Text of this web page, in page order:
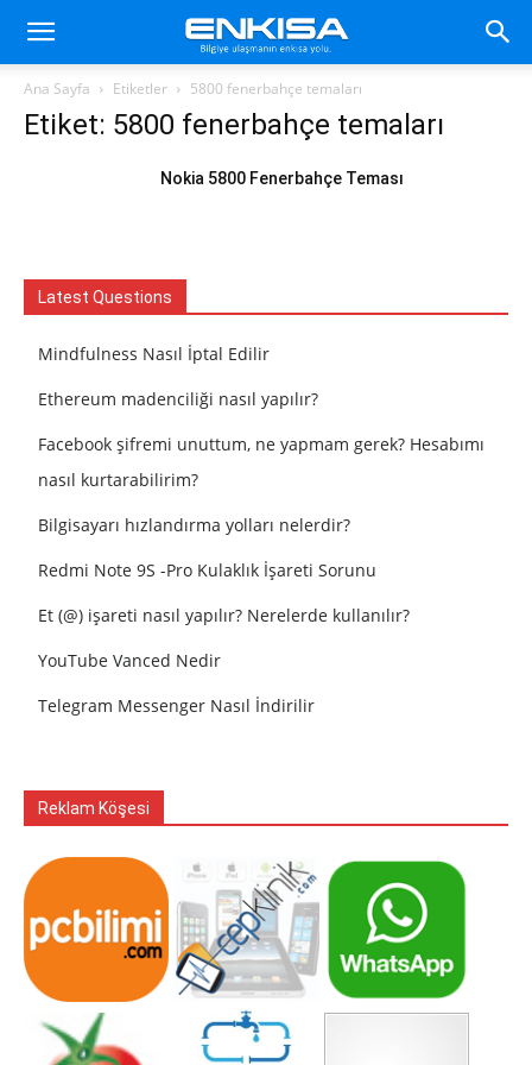
Ana Sayfa Etiketler 5800 fenerbahçe temaları
Etiket: 5800 fenerbahçe temaları
Nokia 5800 Fenerbahçe Teması
Latest Questions
Mindfulness Nasıl İptal Edilir
Ethereum madenciliği nasıl yapılır?
Facebook şifremi unuttum, ne yapmam gerek? Hesabımı
nasıl kurtarabilirim?
Bilgisayarı hızlandırma yolları nelerdir?
Redmi Note 9S -Pro Kulaklık İşareti Sorunu
Et (@) işareti nasıl yapılır? Nerelerde kullanılır?
YouTube Vanced Nedir
Telegram Messenger Nasıl İndirilir
Reklam Köşesi